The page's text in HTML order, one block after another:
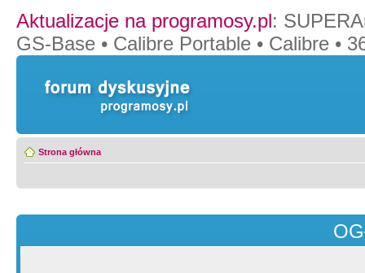
Aktualizacje na programosy.pl:
GS-Base • Calibre Portable • Calibre •
Strona główna